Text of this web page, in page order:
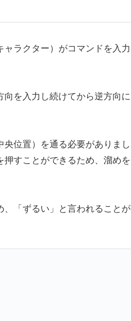
ラクター）がコマンドを入力
を入力し続けてから逆方向に
位置）を通る必要がありまし
すことができるため、溜めを
、「ずるい」と言われることが